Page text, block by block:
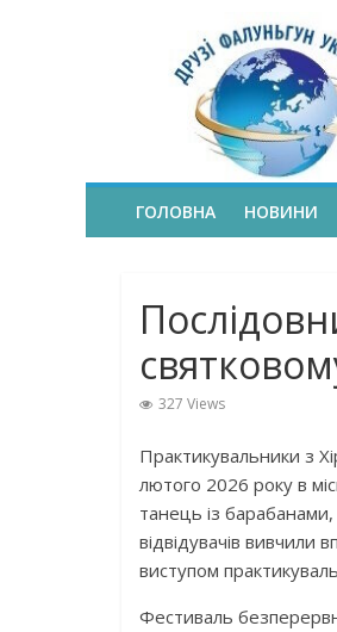
ГОЛОВНА НОВИНИ
327 Views
Практикувальники з
лютого 2026 року в
танець із
відвідувачів вивчили
виступом
Фестиваль